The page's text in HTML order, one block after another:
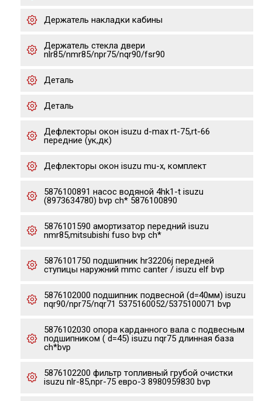
Держатель накладки кабины
Держатель стекла двери
nlr85/nmr85/npr75/nqr90/fsr90
Деталь
Деталь
Дефлекторы окон isuzu d-max rt-75,rt-66
передние (ук,дк)
Дефлекторы окон isuzu mu-x, комплект
5876100891 насос водяной 4hk1-t isuzu
(8973634780) bvp ch* 5876100890
5876101590 амортизатор передний isuzu
nmr85,mitsubishi fuso bvp ch*
5876101750 подшипник hr32206j передней
ступицы наружний mmc canter / isuzu elf bvp
5876102000 подшипник подвесной (d=40мм) isuzu
nqr90/npr75/nqr71 5375160052/5375100071 bvp
5876102030 опора карданного вала с подвесным
подшипником ( d=45) isuzu nqr75 длинная база
ch*bvp
5876102200 фильтр топливный грубой очистки
isuzu nlr-85,npr-75 евро-3 8980959830 bvp